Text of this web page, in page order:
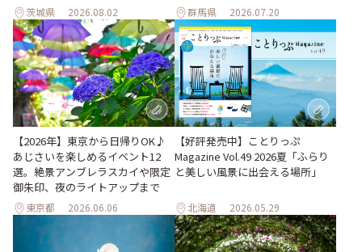
茨城県 2026.08.02 群馬県 2026.07.20
【2026年】東京から日帰りOK♪
あじさいを楽しめるイベント12
選。絶景アンブレラスカイや限定
御朱印、夜のライトアップまで
東京都 2026.06.06
【好評発売中】ことりっぷ
Magazine Vol.49 2026夏「ふらり
と美しい風景に出会える場所」
北海道 2026.05.29